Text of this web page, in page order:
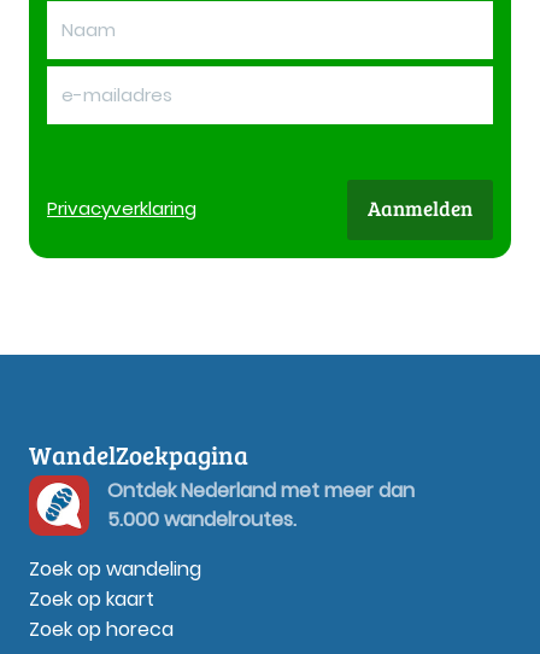
Privacyverklaring Aanmelden
WandelZoekpagina
Ontdek Nederland met meer dan
5.000 wandelroutes.
Zoek op wandeling
Zoek op kaart
Zoek op horeca